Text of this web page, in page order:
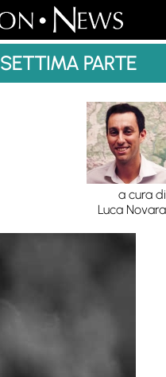
PARTE
a cura di
Luca Novara